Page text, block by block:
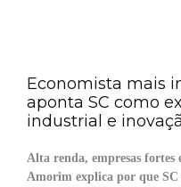
Economista mais
aponta SC como
industrial e
Alta renda, empresas fortes
Amorim explica por que